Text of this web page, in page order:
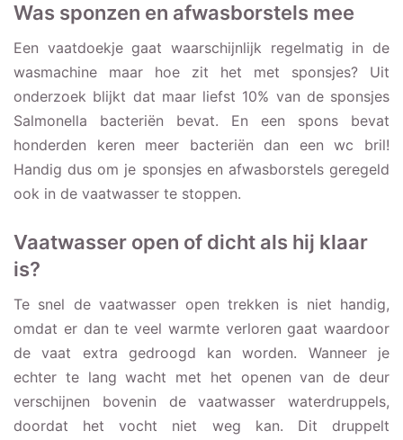
Was sponzen en afwasborstels mee
Een vaatdoekje gaat waarschijnlijk regelmatig in de
wasmachine maar hoe zit het met sponsjes? Uit
onderzoek blijkt dat maar liefst 10% van de sponsjes
Salmonella bacteriën bevat. En een spons bevat
honderden keren meer bacteriën dan een wc bril!
Handig dus om je sponsjes en afwasborstels geregeld
ook in de vaatwasser te stoppen.
Vaatwasser open of dicht als hij klaar
is?
Te snel de vaatwasser open trekken is niet handig,
omdat er dan te veel warmte verloren gaat waardoor
de vaat extra gedroogd kan worden. Wanneer je
echter te lang wacht met het openen van de deur
verschijnen bovenin de vaatwasser waterdruppels,
doordat het vocht niet weg kan. Dit druppelt